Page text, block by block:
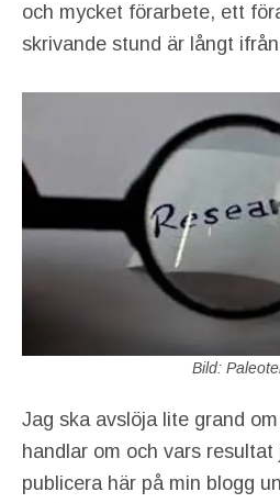
och mycket förarbete, ett
skrivande stund är långt
Bild:
Jag ska avslöja lite grand
handlar om och vars
publicera här på min blogg